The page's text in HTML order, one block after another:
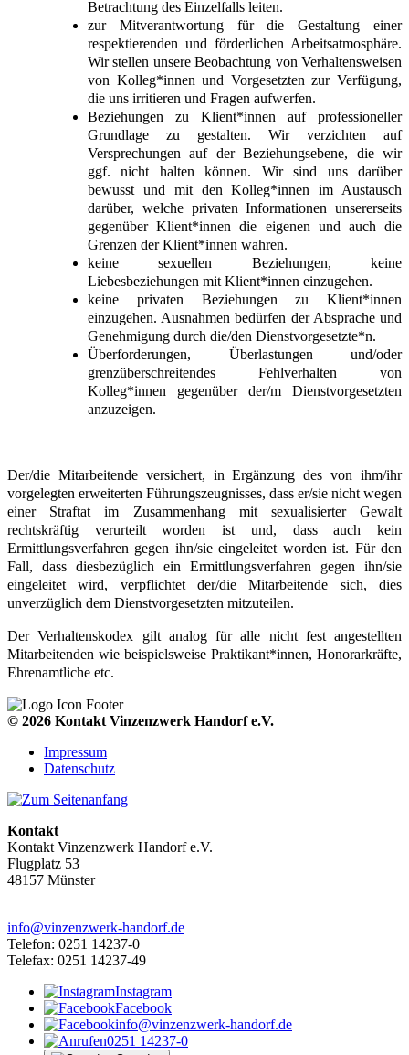
Betrachtung des Einzelfalls leiten.
zur Mitverantwortung für die Gestaltung einer
respektierenden und förderlichen Arbeitsatmosphäre.
Wir stellen unsere Beobachtung von Verhaltensweisen
von Kolleg*innen und Vorgesetzten zur Verfügung,
die uns irritieren und Fragen aufwerfen.
Beziehungen zu Klient*innen auf professioneller
Grundlage zu gestalten. Wir verzichten auf
Versprechungen auf der Beziehungsebene, die wir
ggf. nicht halten können. Wir sind uns darüber
bewusst und mit den Kolleg*innen im Austausch
darüber, welche privaten Informationen unsererseits
gegenüber Klient*innen die eigenen und auch die
Grenzen der Klient*innen wahren.
keine sexuellen Beziehungen, keine
Liebesbeziehungen mit Klient*innen einzugehen.
keine privaten Beziehungen zu Klient*innen
einzugehen. Ausnahmen bedürfen der Absprache und
Genehmigung durch die/den Dienstvorgesetzte*n.
Überforderungen, Überlastungen und/oder
grenzüberschreitendes Fehlverhalten von
Kolleg*innen gegenüber der/m Dienstvorgesetzten
anzuzeigen.
Der/die Mitarbeitende versichert, in Ergänzung des von ihm/ihr
vorgelegten erweiterten Führungszeugnisses, dass er/sie nicht wegen
einer Straftat im Zusammenhang mit sexualisierter Gewalt
rechtskräftig verurteilt worden ist und, dass auch kein
Ermittlungsverfahren gegen ihn/sie eingeleitet worden ist. Für den
Fall, dass diesbezüglich ein Ermittlungsverfahren gegen ihn/sie
eingeleitet wird, verpflichtet der/die Mitarbeitende sich, dies
unverzüglich dem Dienstvorgesetzten mitzuteilen.
Der Verhaltenskodex gilt analog für alle nicht fest angestellten
Mitarbeitenden wie beispielsweise Praktikant*innen, Honorarkräfte,
Ehrenamtliche etc.
© 2026 Kontakt Vinzenzwerk Handorf e.V.
Impressum
Datenschutz
Kontakt
Kontakt Vinzenzwerk Handorf e.V.
Flugplatz 53
48157 Münster
info@vinzenzwerk-handorf.de
Telefon: 0251 14237-0
Telefax: 0251 14237-49
Instagram
Facebook
info@vinzenzwerk-handorf.de
0251 14237-0